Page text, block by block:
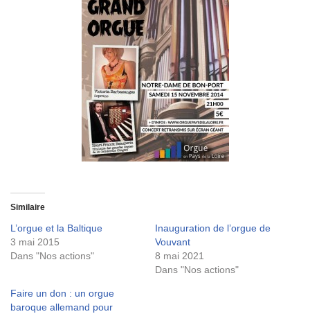
Similaire
L’orgue et la Baltique
3 mai 2015
Dans "Nos actions"
Inauguration de l’orgue de
Vouvant
8 mai 2021
Dans "Nos actions"
Faire un don : un orgue
baroque allemand pour